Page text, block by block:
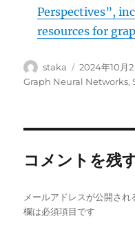
Perspectives”,
resources for
投
稿
staka
投
稿
2024年10月2
Graph Neural Networks,
コメントを残
メールアドレスが公開され
欄は必須項目です